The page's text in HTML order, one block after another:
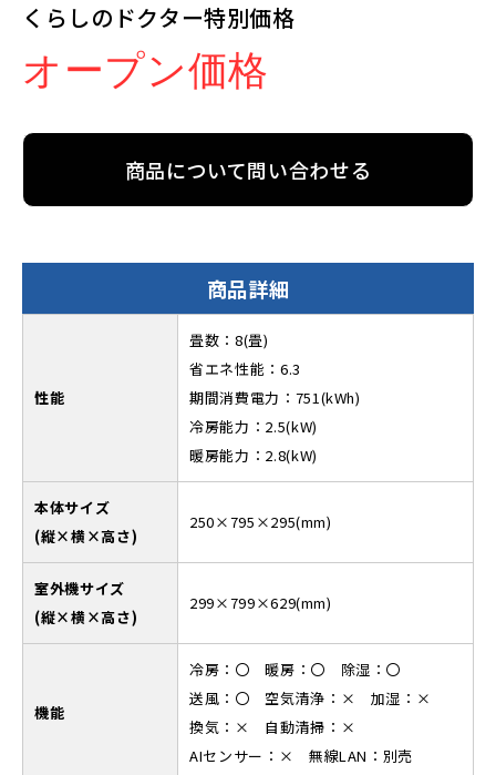
くらしのドクター特別価格
オープン価格
商品について問い合わせる
商品詳細
性能
畳数：8(畳)
省エネ性能：6.3
期間消費電力：751(kWh)
冷房能力：2.5(kW)
暖房能力：2.8(kW)
本体サイズ
(縦×横×高さ)
250×795×295(mm)
室外機サイズ
(縦×横×高さ)
299×799×629(mm)
機能
冷房：〇 暖房：〇 除湿：〇
送風：〇 空気清浄：× 加湿：×
換気：× 自動清掃：×
AIセンサー：× 無線LAN：別売